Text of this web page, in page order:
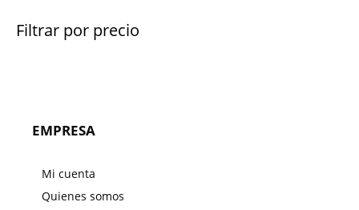
Filtrar por precio
EMPRESA
Mi cuenta
Quienes somos